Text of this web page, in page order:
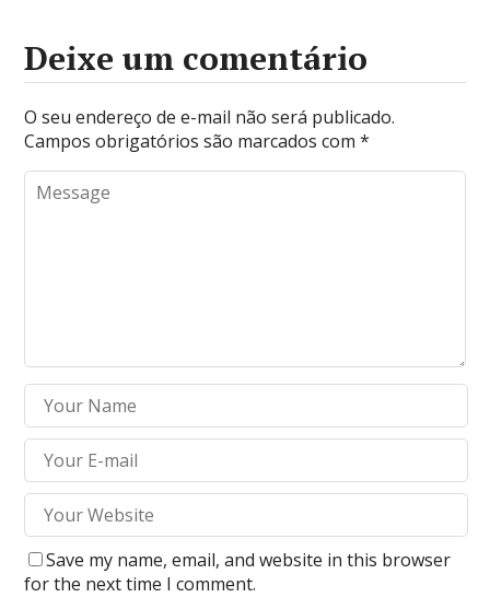
Deixe um comentário
O seu endereço de e-mail não será publicado.
Campos obrigatórios são marcados com*
Save my name, email, and website in this browser
for the next time I comment.